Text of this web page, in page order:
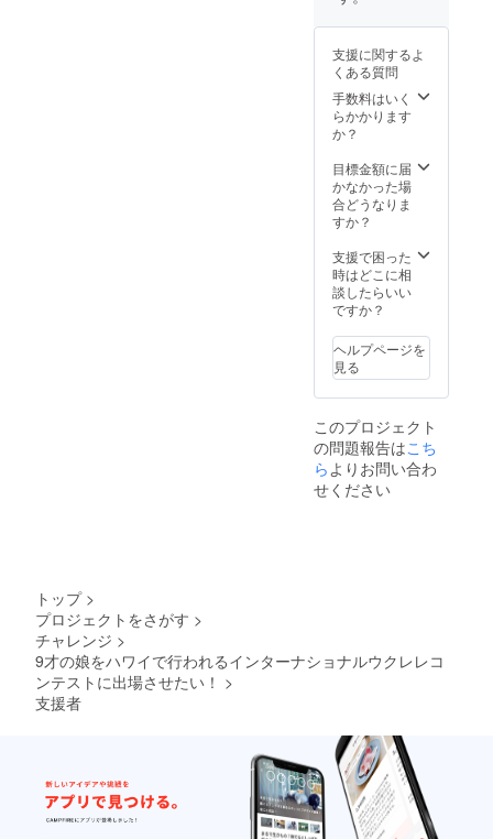
支援に関するよ
くある質問
手数料はいく
らかかります
か？
目標金額に届
かなかった場
合どうなりま
すか？
支援で困った
時はどこに相
談したらいい
ですか？
ヘルプページを
見る
このプロジェクト
の問題報告はこち
ら よりお問い合わ
せください
トップ >
プロジェクトをさがす >
チャレンジ >
9才の娘をハワイで行われるインターナショナルウクレレコ
ンテストに出場させたい！ >
支援者